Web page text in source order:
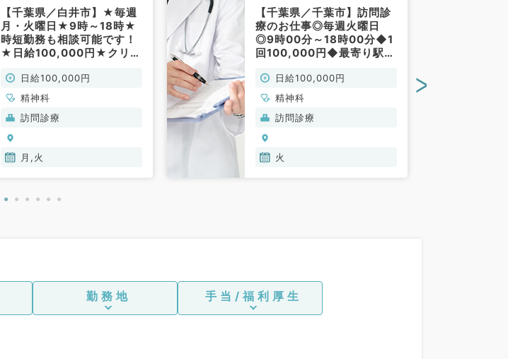
【千葉県／白井市】★毎週
月・火曜日★9時～18時★
時短勤務も相談可能です！
★日給100,000円★クリニ
す！(精神科／非常勤)
日給100,000円
精神科
訪問診療
月,火
【千葉県／千葉市】訪問診
療のお仕事◎毎週火曜日
◎9時00分～18時00分◆1
回100,000円◆最寄り駅徒
科／非常勤）
日給100,000円
精神科
訪問診療
火
>
勤務地 手当/福利厚生